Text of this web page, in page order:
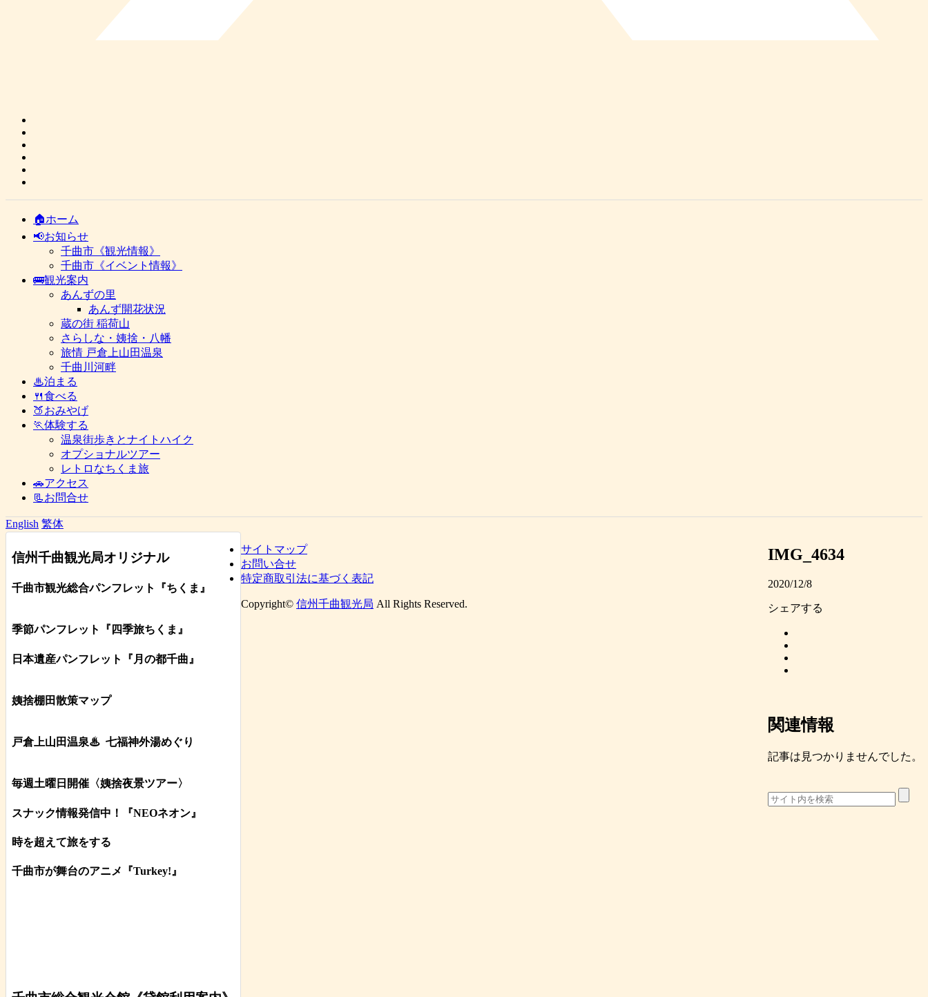
🏠ホーム
📢お知らせ
千曲市《観光情報》
千曲市《イベント情報》
🚌観光案内
あんずの里
あんず開花状況
蔵の街 稲荷山
さらしな・姨捨・八幡
旅情 戸倉上山田温泉
千曲川河畔
♨泊まる
🍴食べる
🍑おみやげ
🏃体験する
温泉街歩きとナイトハイク
オプショナルツアー
レトロなちくま旅
🚗アクセス
📃お問合せ
English 繁体
IMG_4634
2020/12/8
シェアする
関連情報
記事は見つかりませんでした。
信州千曲観光局オリジナル
千曲市観光総合パンフレット 『ちくま 』
季節パンフレット『四季旅ちくま』
日本遺産パンフレット 『月の都千曲 』
姨捨棚田散策マップ
戸倉上山田温泉♨ 七福神外湯めぐり
毎週土曜日開催〈姨捨夜景ツアー〉
スナック情報発信中！『NEOネオン』
時を超えて旅をする
千曲市が舞台のアニメ『Turkey!』
サイトマップ
お問い合せ
特定商取引法に基づく表記
Copyright© 信州千曲観光局 All Rights Reserved.